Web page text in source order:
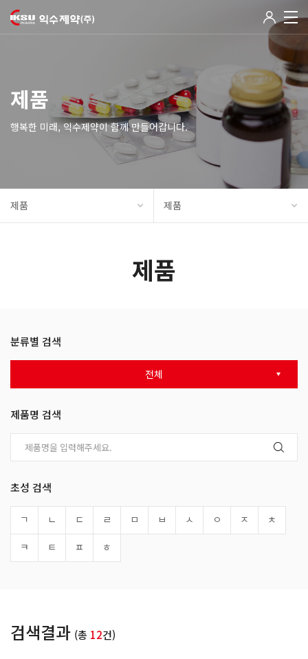
제품
행복한 미래, 익수제약이 함께 만들어갑니다.
제품 제품
제품
분류별 검색
전체
제품명 검색
초성 검색
ㄱ ㄴ ㄷ ㄹ ㅁ ㅂ ㅅ ㅇ ㅈ
ㅊ
ㅋ
ㅌ ㅍ ㅎ
검색결과 (총 12건)